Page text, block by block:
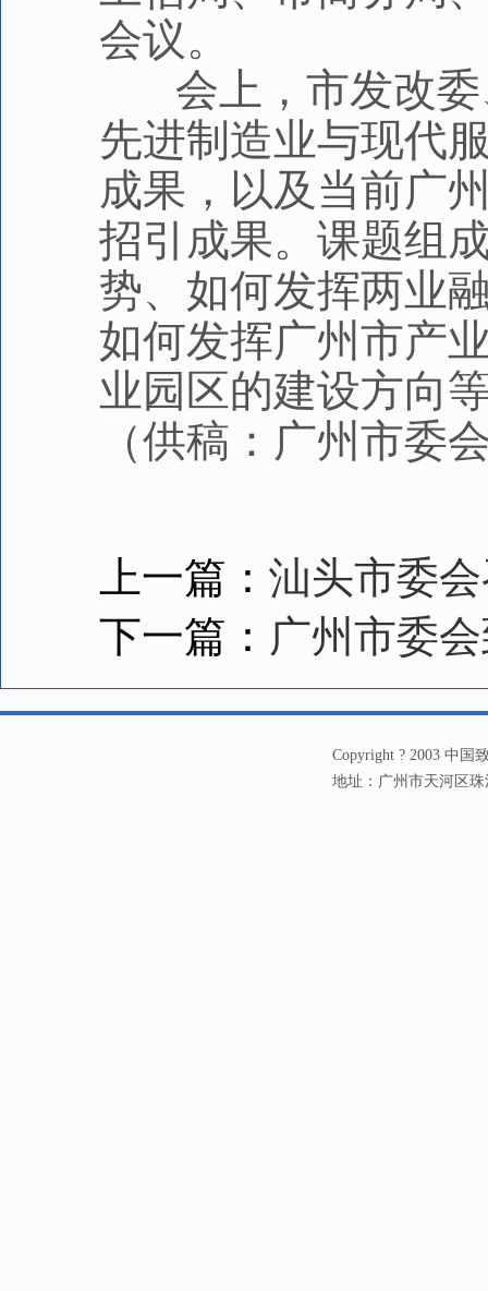
会议。
会上，市发改委
先进制造业与现代
成果，以及当前广
招引成果。课题组
势、如何发挥两业
如何发挥广州市产
业园区的建设方向
（供稿：广州市委
上一篇： 汕头市委
下一篇： 广州市委
Copyright ? 2003 中国
地址：广州市天河区